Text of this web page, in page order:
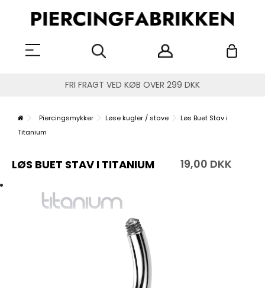
FRI FRAGT VED KØB OVER 299 DKK
Piercingsmykker Løse kugler / stave
Løs Buet Stav i
Titanium
LØS BUET STAV I TITANIUM 19,00 DKK